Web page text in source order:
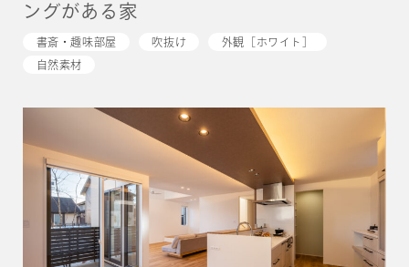
ングがある家
書斎・趣味部屋 吹抜け 外観［ホワイト］
自然素材